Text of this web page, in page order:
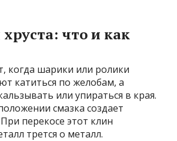
что и как
когда шарики или ролики
катиться по желобам, а
или упираться в края.
смазка создает
перекосе этот клин
трется о металл.